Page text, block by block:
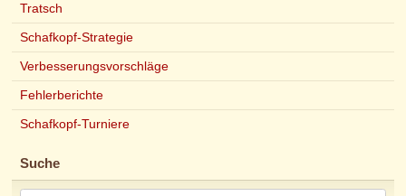
Tratsch
Schafkopf-Strategie
Verbesserungsvorschläge
Fehlerberichte
Schafkopf-Turniere
Suche